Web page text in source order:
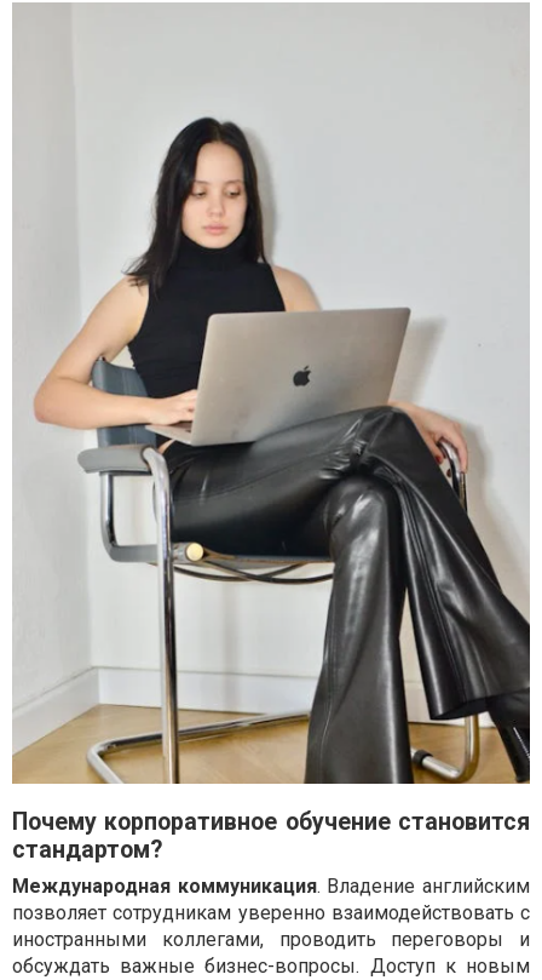
Почему корпоративное обучение становится
стандартом?
Международная коммуникация. Владение английским
позволяет сотрудникам уверенно взаимодействовать с
иностранными коллегами, проводить переговоры и
обсуждать важные бизнес-вопросы. Доступ к новым